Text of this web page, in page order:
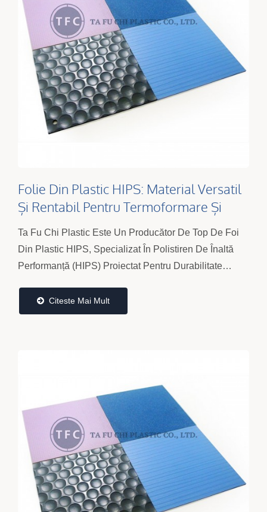
Folie Din Plastic HIPS: Material Versatil
Și Rentabil Pentru Termoformare Și
Fabricație | Ta Fu Chi
Ta Fu Chi Plastic Este Un Producător De Top De Foi
Din Plastic HIPS, Specializat În Polistiren De Înaltă
Performanță (HIPS) Proiectat Pentru Durabilitate
Citeste Mai Mult